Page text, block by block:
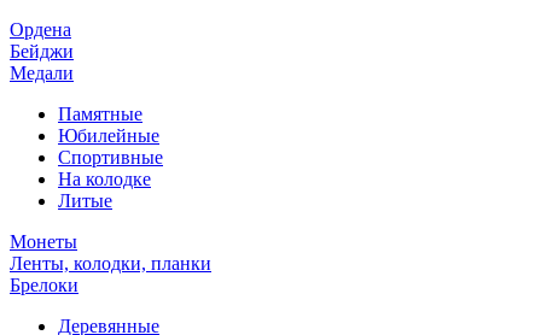
Ордена
Бейджи
Медали
Памятные
Юбилейные
Спортивные
На колодке
Литые
Монеты
Ленты, колодки, планки
Брелоки
Деревянные